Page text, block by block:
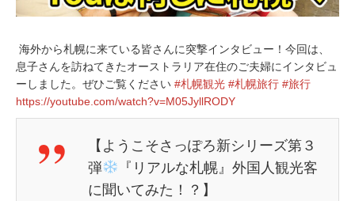
海外から札幌に来ている皆さんに突撃インタビュー！ 今回は、
息子さんを訪ねてきたオーストラリア在住のご夫婦にインタビュ
ーしました。ぜひご覧ください #札幌観光 #札幌旅行 #旅行
https://youtube.com/watch?v=M05JyllRODY
【ようこそさっぽろ新シリーズ第３
弾
『リアルな札幌』外国人観光客
に聞いてみた！？】